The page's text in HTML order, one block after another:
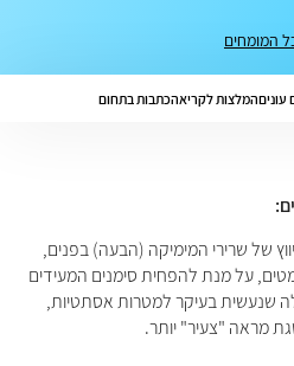
המומחים
עוניםהמלצות לקריאהכתבות בתחום
של שרירי המימיקה (הבעה) בפנים,
על מנת להפחית סימנים המעידים
שנעשית בעיקר למטרות אסתטיות,
מראה "צעיר" יותר.